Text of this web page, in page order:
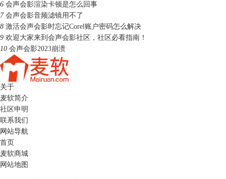
6 会声会影渲染卡顿是怎么回事
7 会声会影音频滤镜用不了
8 激活会声会影时忘记Corel账户密码怎么解决
9 欢迎大家来到会声会影社区，社区必看指南！
10 会声会影2023崩溃
关于
麦软简介
社区申明
联系我们
网站导航
首页
麦软商城
网站地图